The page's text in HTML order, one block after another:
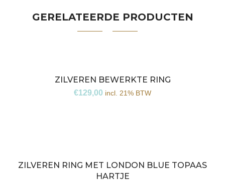
GERELATEERDE PRODUCTEN
ZILVEREN BEWERKTE RING
€129,00 incl. 21% BTW
ZILVEREN RING MET LONDON BLUE TOPAAS
HARTJE